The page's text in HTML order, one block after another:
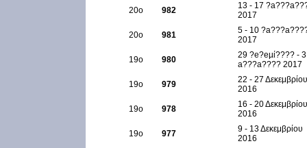
20ο 982
13 - 17
2017
20ο 981
5 - 10
2017
19ο 980
29 ?e?eµί???? -
a???a???? 2017
19ο 979
22 - 27 Δεκεμβρίου
2016
19ο 978
16 - 20 Δεκεμβρίου
2016
19ο 977
9 - 13 Δεκεμβρίου
2016